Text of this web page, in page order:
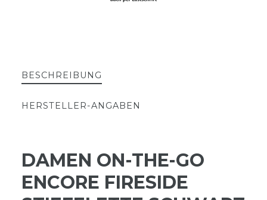
BESCHREIBUNG
HERSTELLER-ANGABEN
DAMEN ON-THE-GO
ENCORE FIRESIDE